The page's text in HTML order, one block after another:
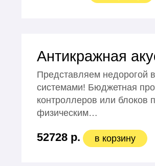
Антикражная
Представляем недорогой
системами! Бюджетная
контроллеров или блоков
физическим…
52728 р. в корзину